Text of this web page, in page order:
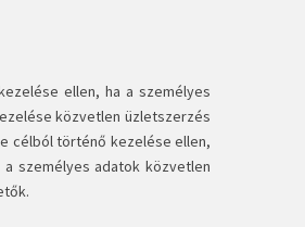
ellen, ha a személyes
közvetlen üzletszerzés
célból történő kezelése ellen,
személyes adatok közvetlen